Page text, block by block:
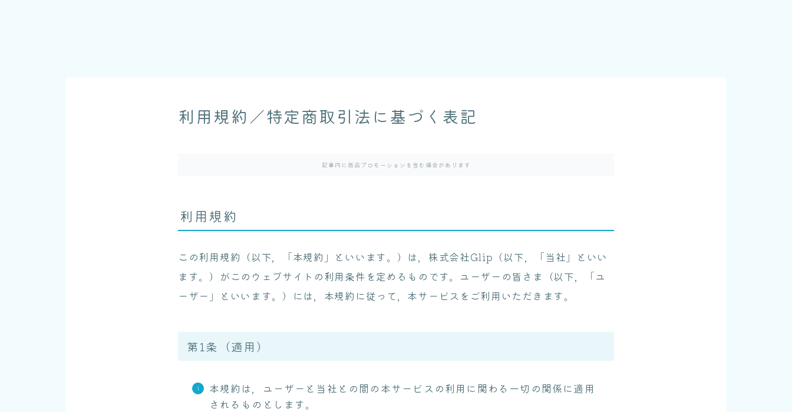
利用規約／特定商取引法に基づく表記
記事内に商品プロモーションを含む場合があります
利用規約
この利用規約（以下，「本規約」といいます。）は，株式会社Glip（以下，「当社」といい
ます。）がこのウェブサイトの利用条件を定めるものです。ユーザーの皆さま（以下，「ユ
ーザー」といいます。）には，本規約に従って，本サービスをご利用いただきます。
第1条（適用）
本規約は，ユーザーと当社との間の本サービスの利用に関わる一切の関係に適用
されるものとします。